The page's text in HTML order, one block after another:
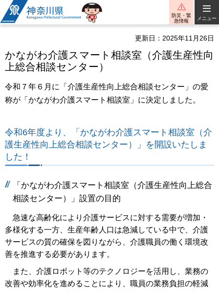
神奈川県
防災・緊
急情報
メニュー
更新日：2025年11月26日
かながわ介護スマート相談室（介護生産性向
上総合相談センター）
令和７年６月に「介護生産性向上総合相談センター」の愛
称が「かながわ介護スマート相談室」に決定しました。
令和6年度より、「かながわ介護スマート相談室（介
護生産性向上総合相談センター）」を開設いたしま
した！
「かながわ介護スマート相談室（介護生産性向上総合
相談センター）」設置の目的
急速な高齢化により介護サービスに対する需要が増加・
多様化する一方、生産年齢人口は急減している中で、介護
サービスの質の確保を図りながら、介護職員の働く環境改
善を推進する必要があります。
また、介護ロボット等のテクノロジーを活用し、業務の
改善や効率化を進めることにより、職員の業務負担の軽減